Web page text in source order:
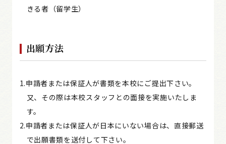
きる者（留学生）
出願方法
1.申請者または保証人が書類を本校にご提出下さい。
又、その際は本校スタッフとの面接を実施いたしま
す。
2.申請者または保証人が日本にいない場合は、直接郵送
で出願書類を送付して下さい。